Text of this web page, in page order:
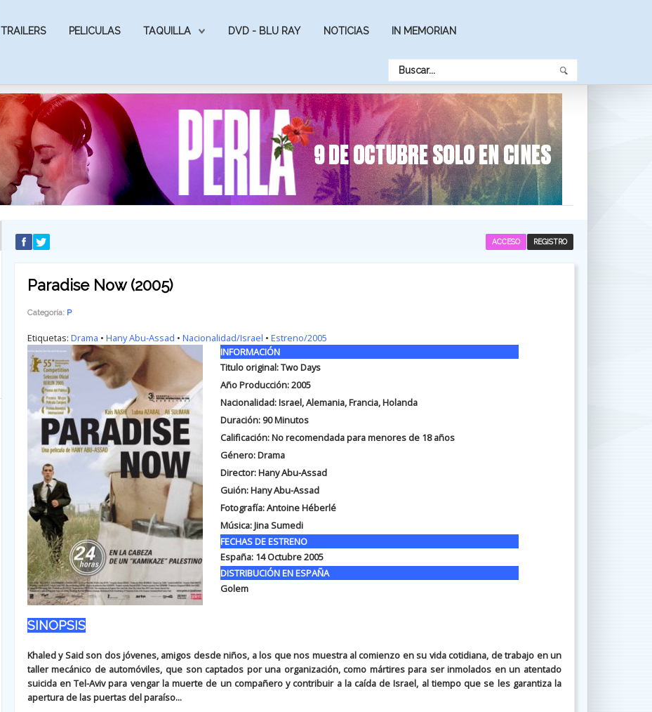
TRAILERS PELICULAS TAQUILLA DVD - BLU RAY NOTICIAS IN MEMORIAN
REGISTRO
ACCESO
Paradise Now (2005)
Categoría: P
Etiquetas: Drama • Hany Abu-Assad • Nacionalidad/Israel • Estreno/2005
INFORMACIÓN
Titulo original:Two Days
Año Producción: 2005
Nacionalidad: Israel, Alemania, Francia, Holanda
Duración: 90 Minutos
Calificación: No recomendada para menores de 18 años
Género: Drama
Director: Hany Abu-Assad
Guión:Hany Abu-Assad
Fotografía:Antoine Héberlé
Música:Jina Sumedi
FECHAS DE ESTRENO
España: 14 Octubre 2005
DISTRIBUCIÓN EN ESPAÑA
Golem
SINOPSIS
Khaled y Said son dos jóvenes, amigos desde niños, a los que nos muestra al comienzo en su vida cotidiana, de trabajo en un
taller mecánico de automóviles, que son captados por una organización, como mártires para ser inmolados en un atentado
suicida en Tel-Aviv para vengar la muerte de un compañero y contribuir a la caída de Israel, al tiempo que se les garantiza la
apertura de las puertas del paraíso...